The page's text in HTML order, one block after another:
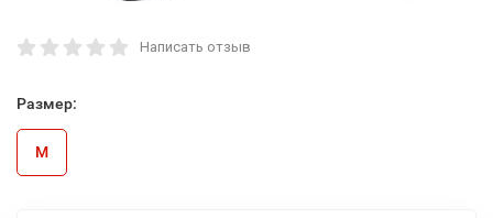
Написать отзыв
Размер:
M